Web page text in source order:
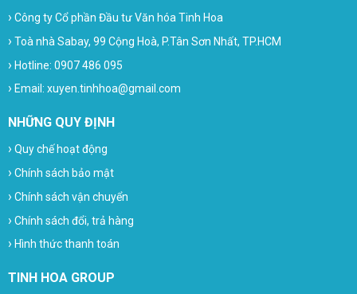
› Công ty Cổ phần Đầu tư Văn hóa Tinh Hoa
› Toà nhà Sabay, 99 Cộng Hoà, P.Tân Sơn Nhất, TP.HCM
› Hotline: 0907 486 095
› Email: xuyen.tinhhoa@gmail.com
NHỮNG QUY ĐỊNH
› Quy chế hoạt động
› Chính sách bảo mật
› Chính sách vận chuyển
› Chính sách đổi, trả hàng
› Hình thức thanh toán
TINH HOA GROUP